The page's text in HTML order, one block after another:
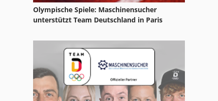
Olympische Spiele: Maschinensucher
unterstützt Team Deutschland in Paris